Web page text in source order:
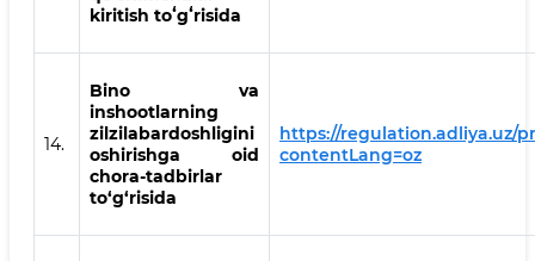
kiritish toʻgʻrisida
14.
Bino va
inshootlarning
zilzilabardoshligini
oshirishga oid
chora-tadbirlar
to‘g‘risida
https://regulation.adliya.uz/
contentLang=oz